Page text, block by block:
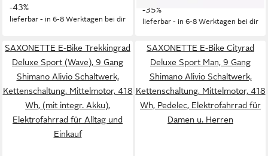
-43%
lieferbar - in 6-8 Werktagen bei dir
-35%
lieferbar - in 6-8 Werktagen bei dir
SAXONETTE E-Bike Trekkingrad
Deluxe Sport (Wave), 9 Gang
Shimano Alivio Schaltwerk,
Kettenschaltung, Mittelmotor, 418
Wh, (mit integr. Akku),
Elektrofahrrad für Alltag und
Einkauf
SAXONETTE E-Bike Cityrad
Deluxe Sport Man, 9 Gang
Shimano Alivio Schaltwerk,
Kettenschaltung, Mittelmotor, 418
Wh, Pedelec, Elektrofahrrad für
Damen u. Herren